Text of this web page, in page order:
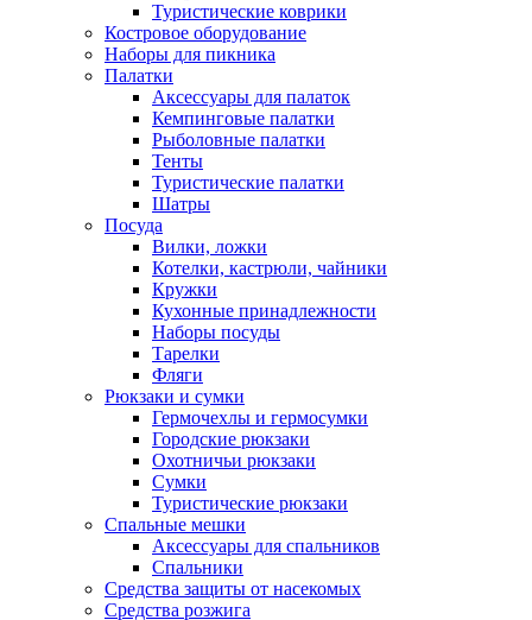
Туристические коврики
Костровое оборудование
Наборы для пикника
Палатки
Аксессуары для палаток
Кемпинговые палатки
Рыболовные палатки
Тенты
Туристические палатки
Шатры
Посуда
Вилки, ложки
Котелки, кастрюли, чайники
Кружки
Кухонные принадлежности
Наборы посуды
Тарелки
Фляги
Рюкзаки и сумки
Гермочехлы и гермосумки
Городские рюкзаки
Охотничьи рюкзаки
Сумки
Туристические рюкзаки
Спальные мешки
Аксессуары для спальников
Спальники
Средства защиты от насекомых
Средства розжига